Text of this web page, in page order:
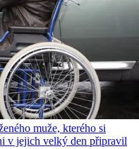
muže, kterého si
v jejich velký den připravil